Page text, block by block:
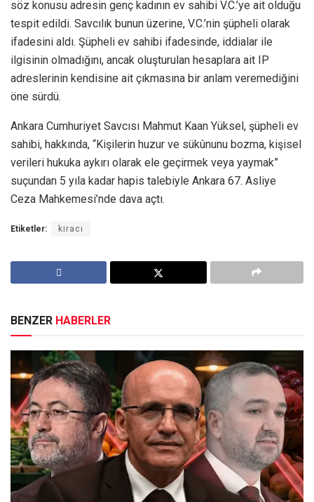
söz konusu adresin genç kadının ev sahibi V.C.’ye ait olduğu
tespit edildi. Savcılık bunun üzerine, V.C.’nin şüpheli olarak
ifadesini aldı. Şüpheli ev sahibi ifadesinde, iddialar ile
ilgisinin olmadığını, ancak oluşturulan hesaplara ait IP
adreslerinin kendisine ait çıkmasına bir anlam veremediğini
öne sürdü.
Ankara Cumhuriyet Savcısı Mahmut Kaan Yüksel, şüpheli ev
sahibi, hakkında, “Kişilerin huzur ve sükûnunu bozma, kişisel
verileri hukuka aykırı olarak ele geçirmek veya yaymak”
suçundan 5 yıla kadar hapis talebiyle Ankara 67. Asliye
Ceza Mahkemesi’nde dava açtı.
Etiketler: kiracı
BENZER HABERLER